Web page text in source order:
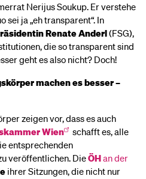
Nerijus Soukup. Er verstehe
sei ja „eh transparent“. In
Renate Anderl(FSG),
die so transparent sind
geht es also nicht? Doch!
machen es besser –
zeigen vor, dass es auch
Wien
schafft es, alle
entsprechenden
veröffentlichen. DieÖHan der
ihrer Sitzungen, die nicht nur